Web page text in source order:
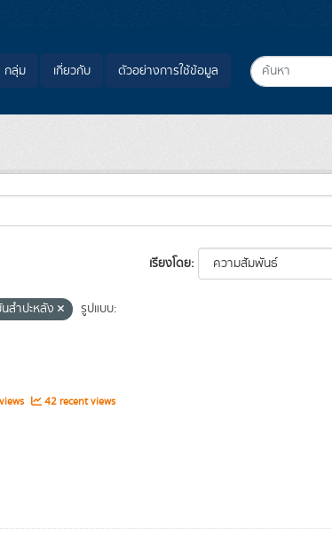
กลุ่ม เกี่ยวกับ ตัวอย่างการใช้ข้อมูล
เรียงโดย
สำปะหลัง
รูปแบบ:
42 recent views